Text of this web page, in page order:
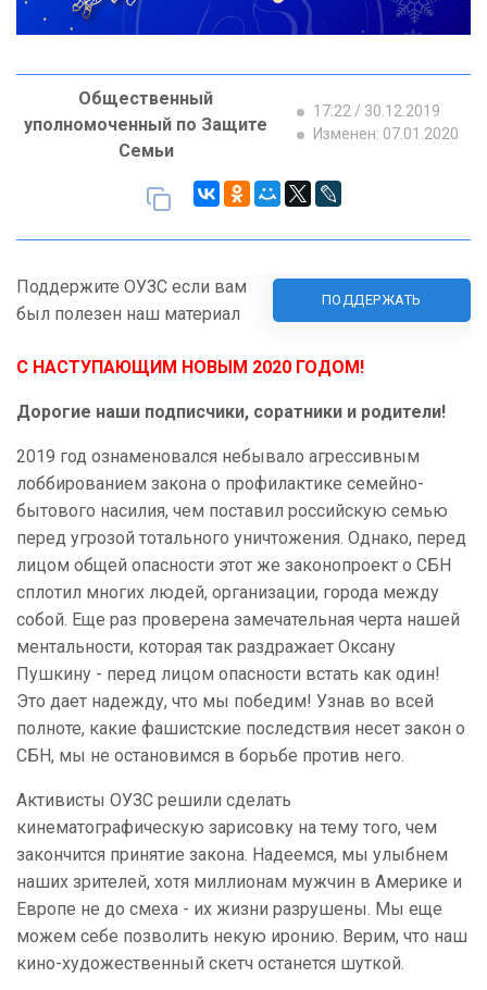
Общественный
уполномоченный по Защите
Семьи
17:22 / 30.12.2019
Изменен: 07.01.2020
Поддержите ОУЗС если вам
был полезен наш материал
ПОДДЕРЖАТЬ
С НАСТУПАЮЩИМ НОВЫМ 2020 ГОДОМ!
Дорогие наши подписчики, соратники и родители!
2019 год ознаменовался небывало агрессивным
лоббированием закона о профилактике семейно-
бытового насилия, чем поставил российскую семью
перед угрозой тотального уничтожения. Однако, перед
лицом общей опасности этот же законопроект о СБН
сплотил многих людей, организации, города между
собой. Еще раз проверена замечательная черта нашей
ментальности, которая так раздражает Оксану
Пушкину - перед лицом опасности встать как один!
Это дает надежду, что мы победим! Узнав во всей
полноте, какие фашистские последствия несет закон о
СБН, мы не остановимся в борьбе против него.
Активисты ОУЗС решили сделать
кинематографическую зарисовку на тему того, чем
закончится принятие закона. Надеемся, мы улыбнем
наших зрителей, хотя миллионам мужчин в Америке и
Европе не до смеха - их жизни разрушены. Мы еще
можем себе позволить некую иронию. Верим, что наш
кино-художественный скетч останется шуткой.